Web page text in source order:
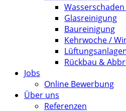
Glasreinigung
Baureinigung
Kehrwoche /
Rückbau &
Jobs
Online Bewerbung
Über uns
Referenzen